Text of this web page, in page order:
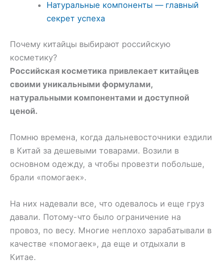
Натуральные компоненты — главный
секрет успеха
Почему китайцы выбирают российскую
косметику?
Российская косметика привлекает китайцев
своими уникальными формулами,
натуральными компонентами и доступной
ценой.
Помню времена, когда дальневосточники ездили
в Китай за дешевыми товарами. Возили в
основном одежду, а чтобы провезти побольше,
брали «помогаек».
На них надевали все, что одевалось и еще груз
давали. Потому-что было ограничение на
провоз, по весу. Многие неплохо зарабатывали в
качестве «помогаек», да еще и отдыхали в
Китае.